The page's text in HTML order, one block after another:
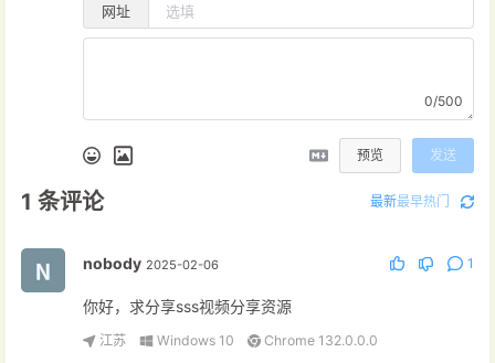
网址
0/500
预览 发送
1 条评论 最新最早热门
nobody 2025-02-06 1
你好，求分享sss视频分享资源
江苏 Windows 10 Chrome 132.0.0.0